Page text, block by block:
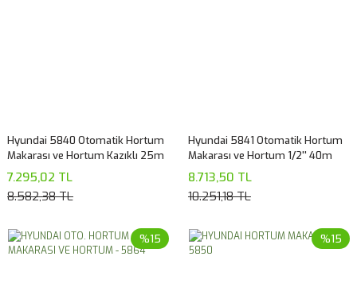
Hyundai 5840 Otomatik Hortum
Makarası ve Hortum Kazıklı 25m
7.295,02 TL
8.582,38 TL
Hyundai 5841 Otomatik Hortum
Makarası ve Hortum 1/2'' 40m
8.713,50 TL
10.251,18 TL
%15 %15